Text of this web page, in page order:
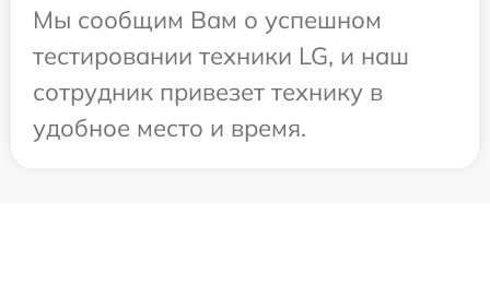
Мы сообщим Вам о успешном
тестировании техники LG, и наш
сотрудник привезет технику в
удобное место и время.